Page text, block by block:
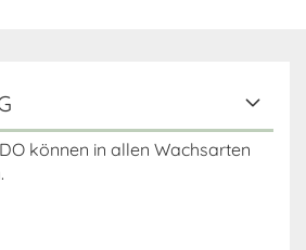
können in allen Wachsarten